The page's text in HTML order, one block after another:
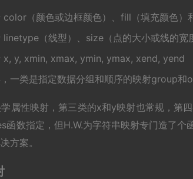
（颜色或边框颜色）、fill（填充颜色）
（线型）、size（点的大小或线的宽
x, y, xmin, xmax, ymin, ymax, xend, yend
一类是指定数据分组和顺序的映射group和
属性映射，第三类的x和y映射也常规，第
函数指定，但H.W.为字符串映射专门造了
方案。